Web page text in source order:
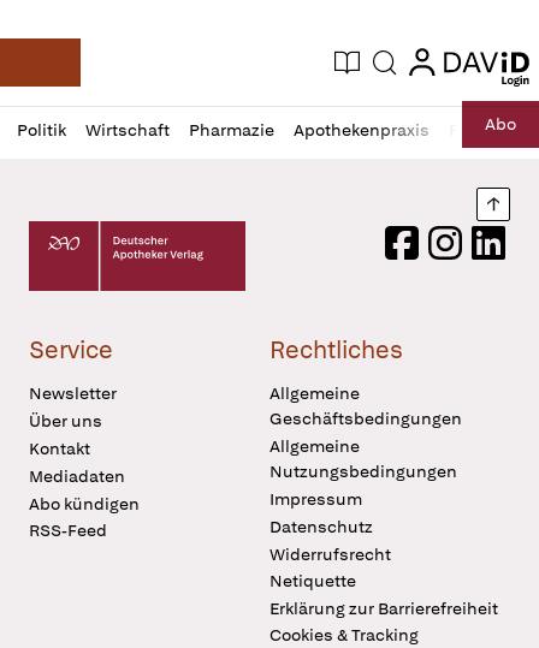
Deutsche Apotheker Zeitung
Aktuelle Ausgabe
Suche login
login
Politik Wirtschaft Pharmazie Apothekenpraxis RechtAbo
Profil
öffnen
Daz
Pur
Deutscher Apotheker Verlag Logo
FacebookInstagram
Service
Newsletter
Über uns
Kontakt
Mediadaten
Abo kündigen
RSS-Feed
Rechtliches
Allgemeine
Geschäftsbedingungen
Allgemeine
Nutzungsbedingungen
Impressum
Datenschutz
Widerrufsrecht
Netiquette
Erklärung zur Barrierefreiheit
Cookies & Tracking